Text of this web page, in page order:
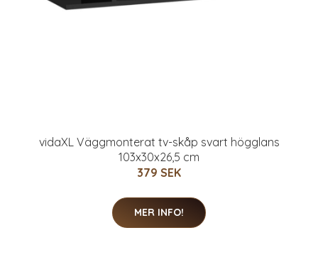
vidaXL Väggmonterat tv-skåp svart högglans
103x30x26,5 cm
379 SEK
MER INFO!